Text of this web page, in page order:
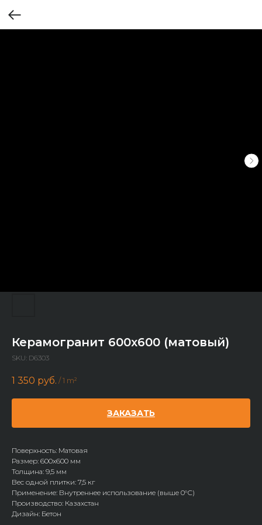
Керамогранит 600x600 (матовый)
SKU: D6303
1 350 руб. / 1 m²
ЗАКАЗАТЬ
Поверхность: Матовая
Размер: 600х600 мм
Толщина: 9,5 мм
Вес одной плитки: 7,5 кг
Применение: Внутреннее использование (выше 0°С)
Производство: Казахстан
Дизайн: Бетон